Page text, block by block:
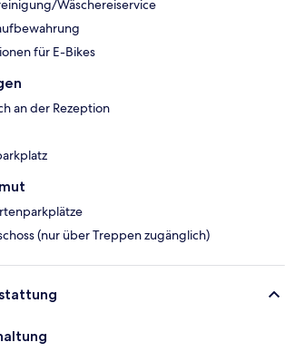
Wäschereiservice
für E-Bikes
an der Rezeption
(nur über Treppen zugänglich)